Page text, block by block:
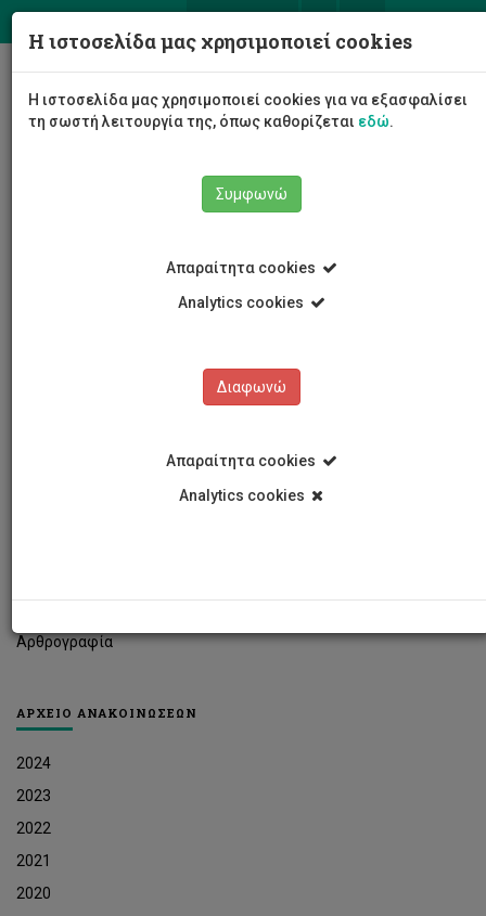
Αρθρογραφία
ΑΡΧΕΙΟ ΑΝΑΚΟΙΝΩΣΕΩΝ
2024
2023
2022
2021
2020
Η ιστοσελίδα μας χρησιμοποιεί cookies
Η ιστοσελίδα μας χρησιμοποιεί cookies για να εξασφαλίσει
τη σωστή λειτουργία της, όπως καθορίζεται εδώ.
Συμφωνώ
Απαραίτητα cookies
Analytics cookies
Διαφωνώ
Απαραίτητα cookies
Analytics cookies